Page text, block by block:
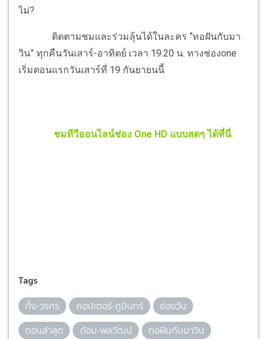
ไม่?
ติดตามชมและร่วมลุ้นได้ในละคร “ทอฝันกับมา
วิน” ทุกคืนวันเสาร์-อาทิตย์ เวลา 19.20 น. ทางช่องone
เริ่มตอนแรกวันเสาร์ที่ 19 กันยายนนี้
ชมทีวีออนไลน์ช่อง One HD แบบสดๆ ได้ที่นี่
Tags
กั้ง-วรกร คอปเตอร์-ภูมินทร์
ช่องวัน
ตอนล่าสุด
ต้อม-พลวัฒน์
ทอฝันกับมาวิน